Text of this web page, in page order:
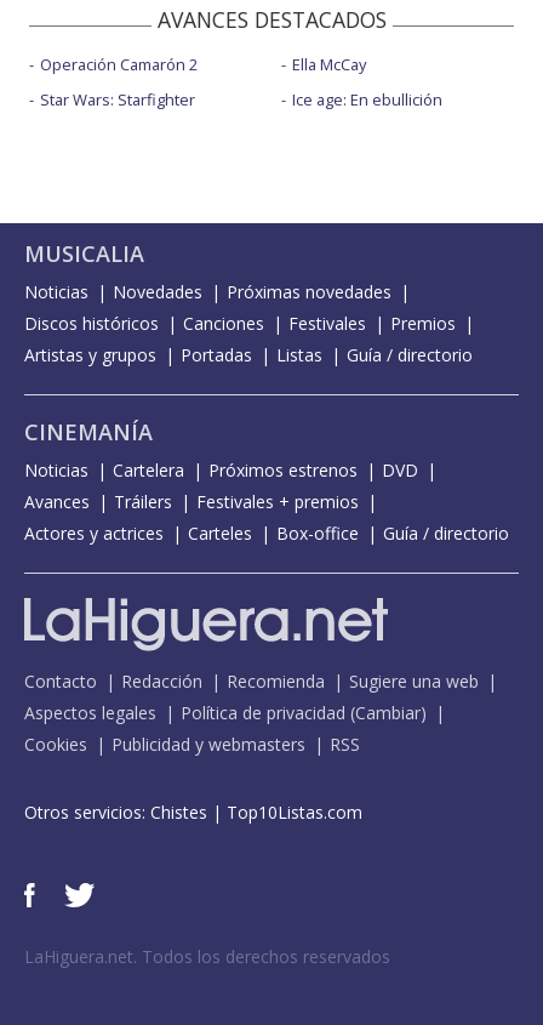
AVANCES DESTACADOS
Operación Camarón 2
Star Wars: Starfighter
Ella McCay
Ice age: En ebullición
MUSICALIA
Noticias Novedades
Próximas novedades
Discos históricos
Canciones Festivales
Premios
Artistas y grupos
Portadas Listas Guía / directorio
CINEMANÍA
Noticias Cartelera Próximos estrenos
DVD
Avances
Tráilers
Festivales + premios
Actores y actrices
Carteles Box-office Guía / directorio
Contacto Redacción Recomienda
Sugiere una web
Aspectos legales
Política de privacidad (Cambiar)
Cookies
Publicidad y webmasters RSS
Otros servicios: Chistes | Top10Listas.com
LaHiguera.net. Todos los derechos reservados